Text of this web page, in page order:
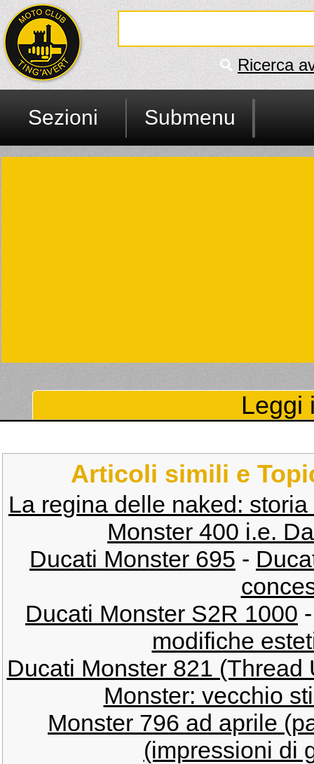
Ricerca
Sezioni Submenu
Leggi
Articoli simili e
La regina delle naked:
Monster 400 i.e.
Ducati Monster 695 -
Ducati Monster S2R 1000
modifiche
Ducati Monster 821 (Thread
Monster: vecchio
Monster 796 ad aprile
(impressioni di